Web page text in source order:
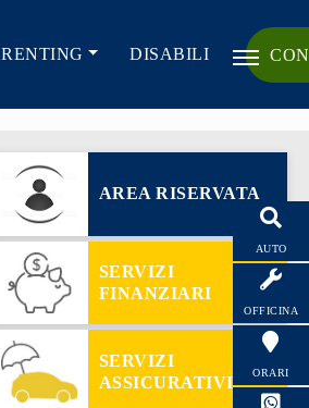
RENTING DISABILI
AUTO
OFFICINA
ORARI
AREA RISERVATA
SERVIZI
FINANZIARI
SERVIZI
ASSICURATIVI